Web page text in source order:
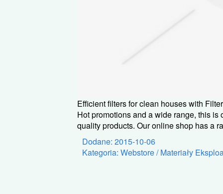
Efficient filters for clean houses with
Hot promotions and a wide range, this
quality products. Our online shop has a
Dodane: 2015-10-06
Kategoria: Webstore / Materiały